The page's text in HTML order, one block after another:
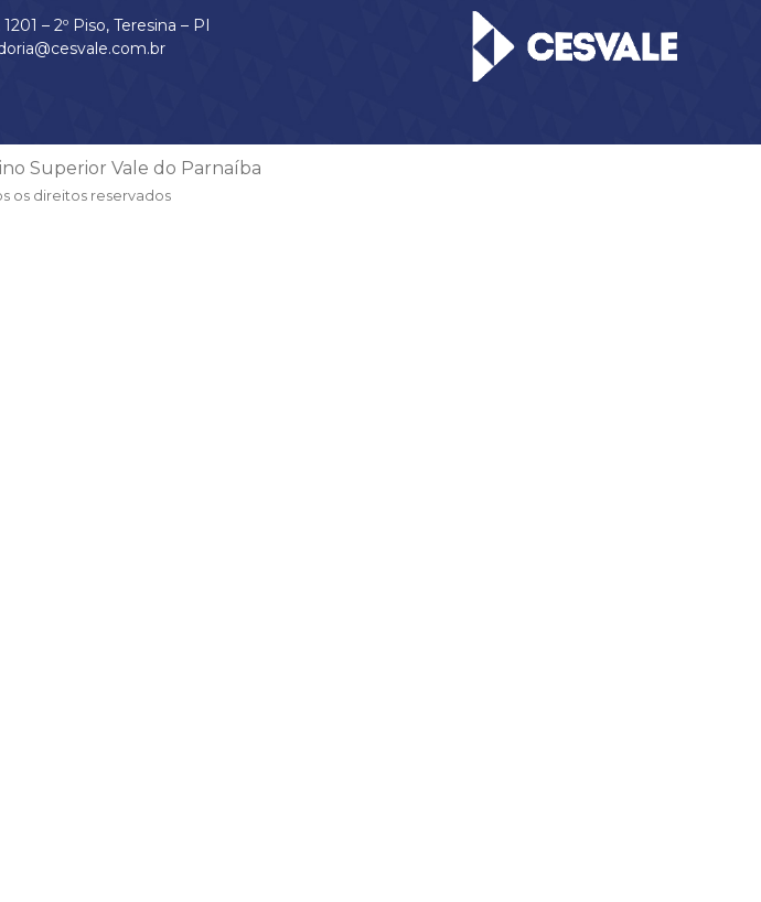
– 2º Piso, Teresina – PI
Superior Vale do Parnaíba
os direitos reservados